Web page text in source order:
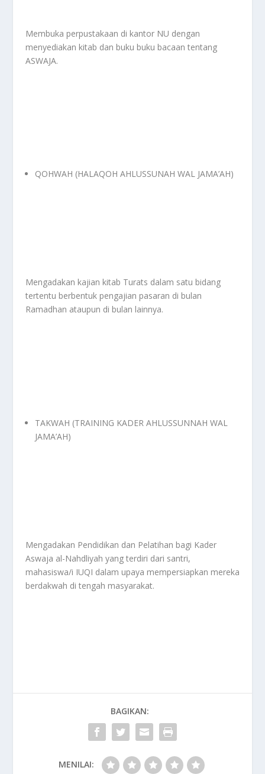
Membuka perpustakaan di kantor NU dengan
menyediakan kitab dan buku buku bacaan tentang
ASWAJA.
QOHWAH (HALAQOH AHLUSSUNAH WAL JAMA’AH)
Mengadakan kajian kitab Turats dalam satu bidang
tertentu berbentuk pengajian pasaran di bulan
Ramadhan ataupun di bulan lainnya.
TAKWAH (TRAINING KADER AHLUSSUNNAH WAL
JAMA’AH)
Mengadakan Pendidikan dan Pelatihan bagi Kader
Aswaja al-Nahdliyah yang terdiri dari santri,
mahasiswa/i IUQI dalam upaya mempersiapkan mereka
berdakwah di tengah masyarakat.
BAGIKAN:
MENILAI: